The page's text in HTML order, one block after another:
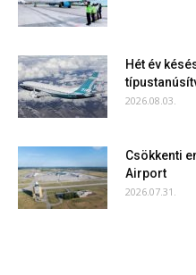
Hét év
2026.08.03.
Csökkenti
Airport
2026.07.31.